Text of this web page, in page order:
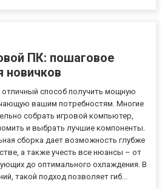
ПК: пошаговое
новичков
способ получить мощную
вашим потребностям. Многие
собрать игровой компьютер,
и выбрать лучшие компоненты.
сборка дает возможность глубже
а также учесть все нюансы – от
до оптимального охлаждения. В
такой подход позволяет гиб...